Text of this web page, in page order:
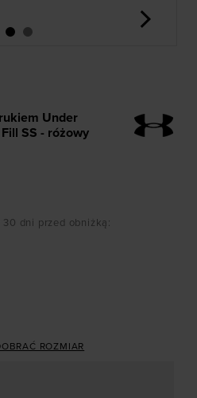
Under
SS - różowy
dni przed obniżką:
ROZMIAR